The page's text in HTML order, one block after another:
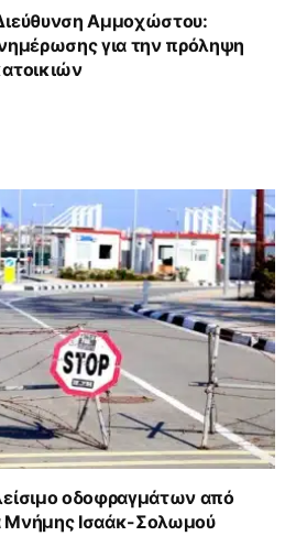
Αμμοχώστου:
για την πρόληψη
οδοφραγμάτων από
Μνήμης Ισαάκ-Σολωμού